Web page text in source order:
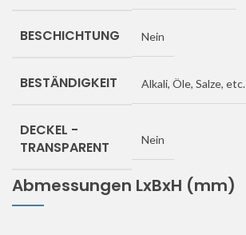
BESCHICHTUNG Nein
BESTÄNDIGKEIT Alkali, Öle, Salze, etc.
DECKEL -
TRANSPARENT
Nein
Abmessungen LxBxH (mm)